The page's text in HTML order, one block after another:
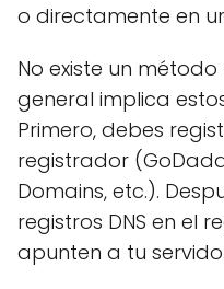
o directamente en
No existe un
general implica
Primero, debes
registrador
Domains, etc.).
registros DNS en el
apunten a tu